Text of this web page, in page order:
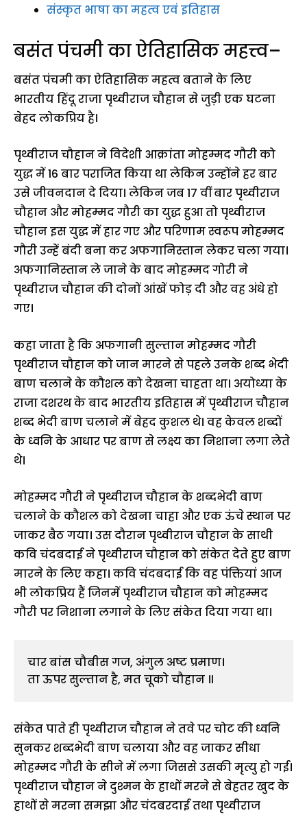
संस्कृत भाषा का महत्व एवं इतिहास
बसंत पंचमी का ऐतिहासिक महत्त्व–
बसंत पंचमी का ऐतिहासिक महत्व बताने के लिए
भारतीय हिंदू राजा पृथ्वीराज चौहान से जुड़ी एक घटना
बेहद लोकप्रिय है।
पृथ्वीराज चौहान ने विदेशी आक्रांता मोहम्मद गौरी को
युद्ध में 16 बार पराजित किया था लेकिन उन्होंने हर बार
उसे जीवनदान दे दिया। लेकिन जब 17 वीं बार पृथ्वीराज
चौहान और मोहम्मद गौरी का युद्ध हुआ तो पृथ्वीराज
चौहान इस युद्ध में हार गए और परिणाम स्वरूप मोहम्मद
गौरी उन्हें बंदी बना कर अफगानिस्तान लेकर चला गया।
अफगानिस्तान ले जाने के बाद मोहम्मद गोरी ने
पृथ्वीराज चौहान की दोनों आंखें फोड़ दी और वह अंधे हो
गए।
कहा जाता है कि अफगानी सुल्तान मोहम्मद गौरी
पृथ्वीराज चौहान को जान मारने से पहले उनके शब्द भेदी
बाण चलाने के कौशल को देखना चाहता था। अयोध्या के
राजा दशरथ के बाद भारतीय इतिहास में पृथ्वीराज चौहान
शब्द भेदी बाण चलाने में बेहद कुशल थे। वह केवल शब्दों
के ध्वनि के आधार पर बाण से लक्ष्य का निशाना लगा लेते
थे।
मोहम्मद गौरी ने पृथ्वीराज चौहान के शब्दभेदी बाण
चलाने के कौशल को देखना चाहा और एक ऊंचे स्थान पर
जाकर बैठ गया। उस दौरान पृथ्वीराज चौहान के साथी
कवि चंदबदाई ने पृथ्वीराज चौहान को संकेत देते हुए बाण
मारने के लिए कहा। कवि चंदबदाई कि वह पंक्तियां आज
भी लोकप्रिय हैं जिनमें पृथ्वीराज चौहान को मोहम्मद
गौरी पर निशाना लगाने के लिए संकेत दिया गया था।
चार बांस चौबीस गज, अंगुल अष्ट प्रमाण।
ता ऊपर सुल्तान है, मत चूको चौहान ॥
संकेत पाते ही पृथ्वीराज चौहान ने तवे पर चोट की ध्वनि
सुनकर शब्दभेदी बाण चलाया और वह जाकर सीधा
मोहम्मद गौरी के सीने में लगा जिससे उसकी मृत्यु हो गई।
पृथ्वीराज चौहान ने दुश्मन के हाथों मरने से बेहतर खुद के
हाथों से मरना समझा और चंदबरदाई तथा पृथ्वीराज